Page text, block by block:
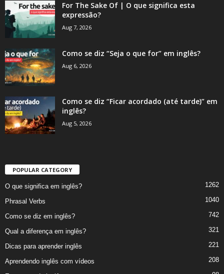
For The Sake Of | O que significa esta
expressão?
Aug 7, 2026
Como se diz “Seja o que for” em inglês?
Aug 6, 2026
Como se diz “Ficar acordado (até tarde)” em
inglês?
Aug 5, 2026
POPULAR CATEGORY
O que significa em inglês? 1262
Phrasal Verbs 1040
Como se diz em inglês? 742
Qual a diferença em inglês? 321
Dicas para aprender inglês 221
Aprendendo inglês com vídeos 208